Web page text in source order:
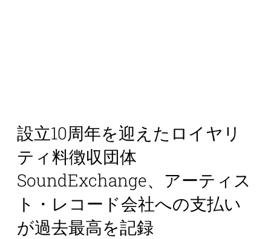
設立10周年を迎えたロイヤリ
ティ料徴収団体
SoundExchange、アーティス
ト・レコード会社への支払い
が過去最高を記録